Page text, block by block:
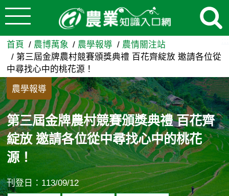
跳到主要內容
第三屆金牌農村競賽頒獎典
首頁 農博萬象 農學報導
農情關注站
第三屆金牌農村競賽頒獎典禮 百花齊綻放 邀請各位從
中尋找心中的桃花源！
農學報導
第三屆金牌農村競賽頒獎典禮 百花齊
綻放 邀請各位從中尋找心中的桃花
源！
刊登日：113/09/12